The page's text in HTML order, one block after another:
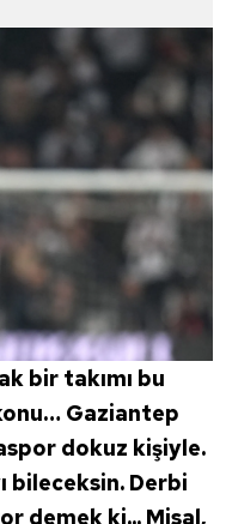
bir takımı bu
Gaziantep
dokuz kişiyle.
bileceksin. Derbi
demek ki... Misal,